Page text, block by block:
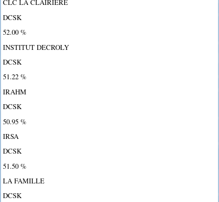
CLC LA CLAIRIERE
DCSK
52.00 %
INSTITUT DECROLY
DCSK
51.22 %
IRAHM
DCSK
50.95 %
IRSA
DCSK
51.50 %
LA FAMILLE
DCSK